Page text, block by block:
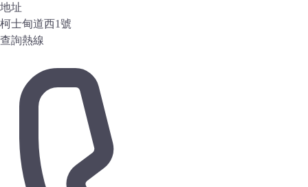
地址
柯士甸道西1號
查詢熱線